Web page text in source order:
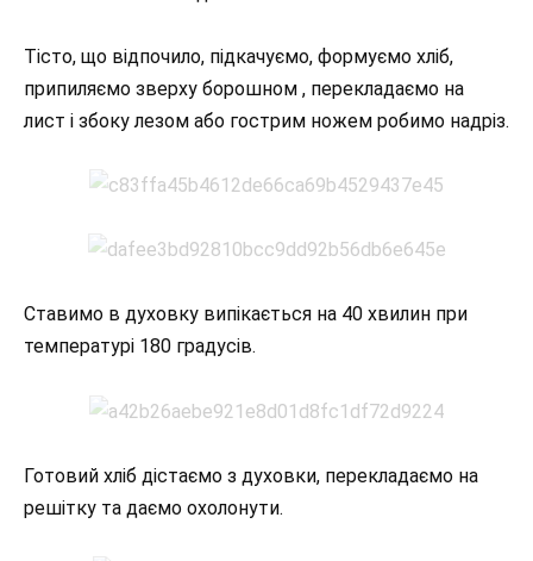
Тісто, що відпочило, підкачуємо, формуємо хліб,
припиляємо зверху борошном , перекладаємо на
лист і збоку лезом або гострим ножем робимо надріз.
Ставимо в духовку випікається на 40 хвилин при
температурі 180 градусів.
Готовий хліб дістаємо з духовки, перекладаємо на
решітку та даємо охолонути.